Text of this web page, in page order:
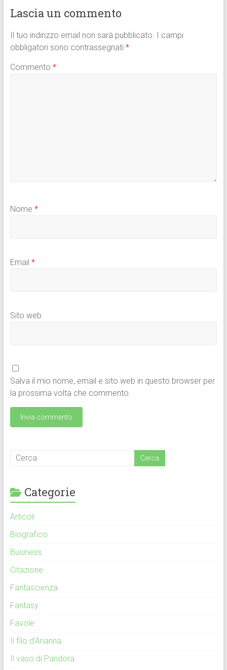
p
Lascia un commento
Il tuo indirizzo email non sarà pubblicato. I campi
obbligatori sono contrassegnati *
Commento *
Nome *
Email *
Sito web
Salva il mio nome, email e sito web in questo browser per
la prossima volta che commento.
Categorie
Articoli
Biografico
Business
Citazione
Fantascienza
Fantasy
Favole
Il filo d'Arianna
Il vaso di Pandora